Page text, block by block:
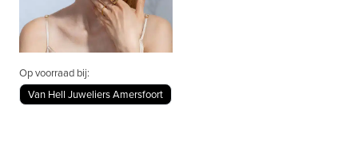
Op voorraad bij:
Van Hell Juweliers Amersfoort